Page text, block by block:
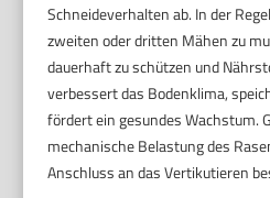
Schneideverhalten ab. In der
zweiten oder dritten Mähen zu
dauerhaft zu schützen und
verbessert das Bodenklima,
fördert ein gesundes Wachstum.
mechanische Belastung des
Anschluss an das Vertikutieren